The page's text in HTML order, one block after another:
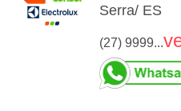
Serra/ ES
(27) 9999...